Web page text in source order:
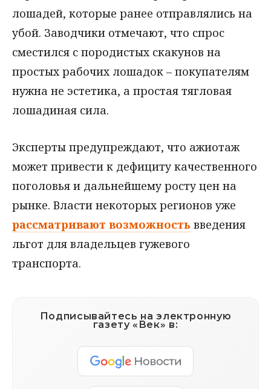
лошадей, которые ранее отправлялись на
убой. Заводчики отмечают, что спрос
сместился с породистых скакунов на
простых рабочих лошадок – покупателям
нужна не эстетика, а простая тягловая
лошадиная сила.
Эксперты предупреждают, что ажиотаж
может привести к дефициту качественного
поголовья и дальнейшему росту цен на
рынке. Власти некоторых регионов уже
рассматривают возможность введения
льгот для владельцев гужевого
транспорта.
Подписывайтесь на электронную
газету «Век» в: